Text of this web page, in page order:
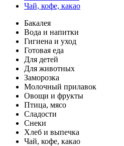
Чай, кофе, какао
Бакалея
Вода и напитки
Гигиена и уход
Готовая еда
Для детей
Для животных
Заморозка
Молочный прилавок
Овощи и фрукты
Птица, мясо
Сладости
Снеки
Хлеб и выпечка
Чай, кофе, какао